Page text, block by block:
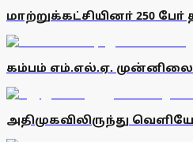
மாற்றுக்கட்சியினா் 250
கம்பம் எம்.எல்.ஏ.
அதிமுகவிலிருந்து